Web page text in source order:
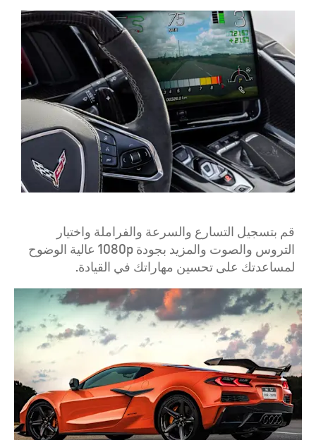
قم بتسجيل التسارع والسرعة والفراملة واختيار
التروس والصوت والمزيد بجودة 1080p عالية الوضوح
لمساعدتك على تحسين مهاراتك في القيادة.